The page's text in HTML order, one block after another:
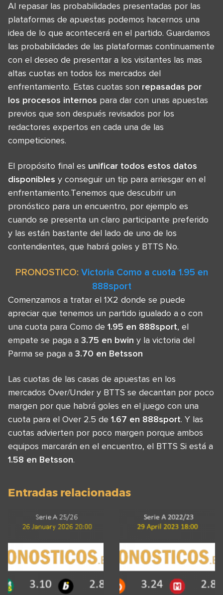
Al repasar las probabilidades presentadas por las
plataformas de apuestas podemos hacernos una
idea de lo que acontecerá en el partido. Guardamos
las probabilidades de las plataformas continuamente
con el deseo de presentar a los visitantes las mas
altas cuotas en todos los mercados del
enfrentamiento. Estas cuotas son repasadas por
los procesos internos para dar con unas apuestas
previos que son después revisados por los
redactores expertos en cada una de las
competiciones.
El propósito final es unificar todos estos datos
disponibles y conseguir un tip para arriesgar en el
enfrentamiento.Tenemos que descubrir un
pronóstico para un encuentro, por ejemplo es
cuando se presenta un claro participante preferido
y las están bastante del lado de uno de los
contendientes, que habrá goles y BTTS No.
PRONOSTICO: Victoria Como a cuota 1.95 en
888sport
Comenzamos a tratar el 1X2 donde se puede
apreciar que tenemos un partido igualado a o con
una cuota para Como de 1.95 en 888sport, el
empate se paga a 3.75 en bwin y la victoria del
Parma se paga a 3.70 en Betsson
Las cuotas de las casas de apuestas en los
mercados Over/Under y BTTS se decantan por poco
margen por que habrá goles en el juego con una
cuota para el Over 2.5 de 1.67 en 888sport. Y las
cuotas advierten por poco margen porque ambos
equipos marcarán en el encuentro, el BTTS Si está a
1.58 en Betsson.
Entradas relacionadas